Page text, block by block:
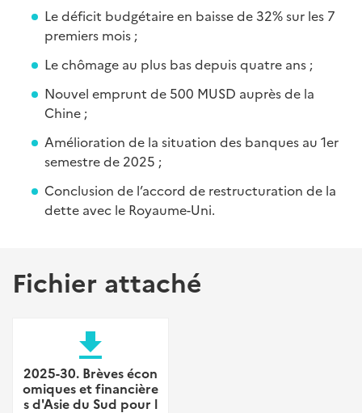
Le déficit budgétaire en baisse de 32% sur les 7
premiers mois ;
Le chômage au plus bas depuis quatre ans ;
Nouvel emprunt de 500 MUSD auprès de la
Chine ;
Amélioration de la situation des banques au 1er
semestre de 2025 ;
Conclusion de l’accord de restructuration de la
dette avec le Royaume-Uni.
Fichier attaché
file_download
2025-30. Brèves écon
omiques et financière
s d'Asie du Sud pour l